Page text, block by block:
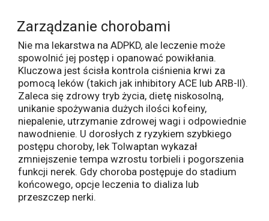
Zarządzanie chorobami
Nie ma lekarstwa na ADPKD, ale leczenie może
spowolnić jej postęp i opanować powikłania.
Kluczowa jest ścisła kontrola ciśnienia krwi za
pomocą leków (takich jak inhibitory ACE lub ARB-II).
Zaleca się zdrowy tryb życia, dietę niskosolną,
unikanie spożywania dużych ilości kofeiny,
niepalenie, utrzymanie zdrowej wagi i odpowiednie
nawodnienie. U dorosłych z ryzykiem szybkiego
postępu choroby, lek Tolwaptan wykazał
zmniejszenie tempa wzrostu torbieli i pogorszenia
funkcji nerek. Gdy choroba postępuje do stadium
końcowego, opcje leczenia to dializa lub
przeszczep nerki.